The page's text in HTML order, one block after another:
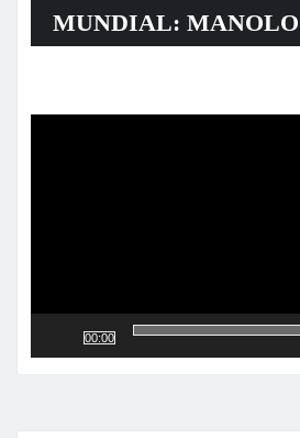
MUNDIAL: MANOLO
00:00